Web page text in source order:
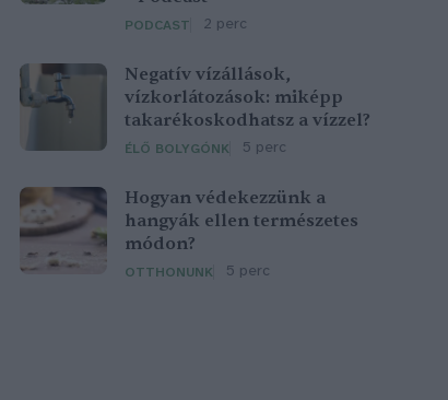
PODCAST 2 perc
Negatív vízállások,
vízkorlátozások: miképp
takarékoskodhatsz a vízzel?
ÉLŐ BOLYGÓNK 5 perc
Hogyan védekezzünk a
hangyák ellen természetes
módon?
OTTHONUNK 5 perc